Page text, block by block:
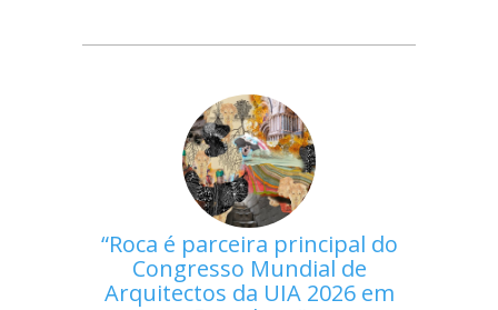
Roca é parceira principal do
Congresso Mundial de
Arquitectos da UIA 2026 em